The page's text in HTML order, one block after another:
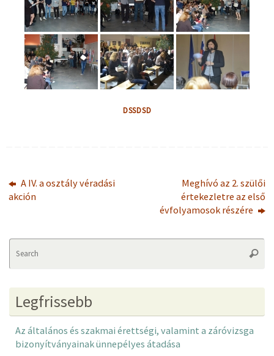
DSSDSD
A IV. a osztály véradási
akción
Meghívó az 2. szülői
értekezletre az első
évfolyamosok részére
Legfrissebb
Az általános és szakmai érettségi, valamint a záróvizsga
bizonyítványainak ünnepélyes átadása